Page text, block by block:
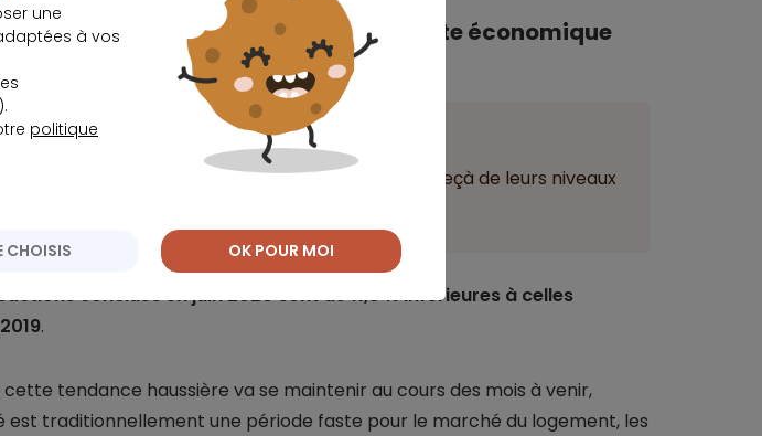
incertaine du marché dans un contexte économique
Important
hausse, les chiffres demeurent nettement en deçà de leurs niveaux
conclues en juin 2020 sont de 11,3 % inférieures à celles
.
cette tendance haussière va se maintenir au cours des mois à venir,
est traditionnellement une période faste pour le marché du logement, les
une
à vos
politique
CHOISIS OK POUR MOI